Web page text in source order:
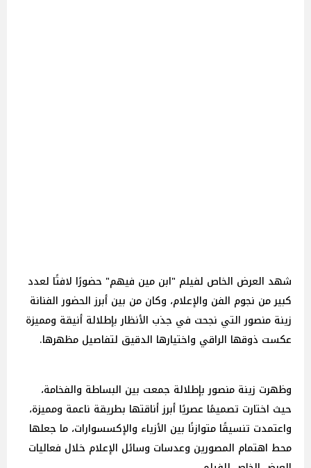
شهد العرض الخاص لفيلم "ابن مين فيهم" حضورًا لافتًا لعدد
كبير من نجوم الفن والإعلام، وكان من بين أبرز الحضور الفنانة
زينة منصور التي نجحت في جذب الأنظار بإطلالة أنيقة ومميزة
عكست ذوقها الراقي واختيارها الدقيق لتفاصيل مظهرها.
وظهرت زينة منصور بإطلالة جمعت بين البساطة والفخامة،
حيث اختارت تصميمًا عصريًا أبرز أناقتها بطريقة ناعمة ومميزة،
واعتمدت تنسيقًا متوازنًا بين الأزياء والإكسسوارات، ما جعلها
محط اهتمام المصورين وعدسات وسائل الإعلام خلال فعاليات